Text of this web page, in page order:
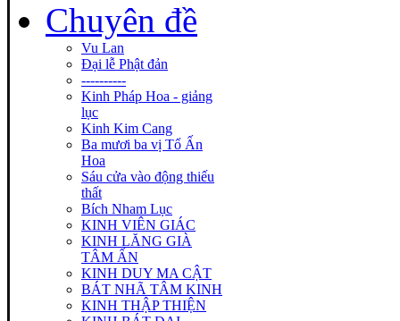
Chuyên đề
Vu Lan
Đại lễ Phật đản
----------
Kinh Pháp Hoa - giảng
lục
Kinh Kim Cang
Ba mươi ba vị Tổ Ấn
Hoa
Sáu cửa vào động thiếu
thất
Bích Nham Lục
KINH VIÊN GIÁC
KINH LĂNG GIÀ
TÂM ẤN
KINH DUY MA CẬT
BÁT NHÃ TÂM KINH
KINH THẬP THIỆN